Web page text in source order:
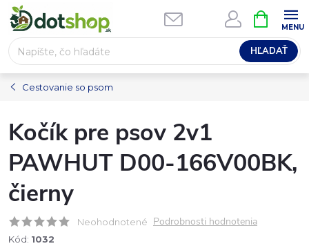
Prejsť
na
obsah
HĽADAŤ
KOŠÍK
Cestovanie so psom
Kočík pre psov 2v1
PAWHUT D00-166V00BK,
čierny
Neohodnotené Podrobnosti hodnotenia
Kód: 1032